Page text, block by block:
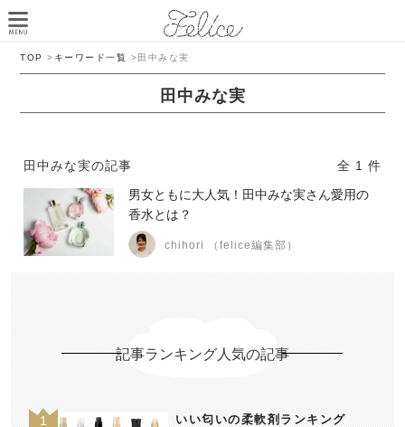
TOP > キーワード一覧 > 田中みな実
田中みな実
田中みな実の記事
全 1 件
男女ともに大人気！田中みな実さん愛用の
香水とは？
chihori （felice編集部）
記事ランキング人気の記事
いい匂いの柔軟剤ランキング